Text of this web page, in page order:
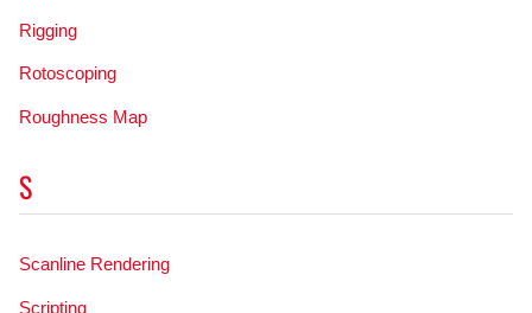
Rigging
Rotoscoping
Roughness Map
S
Scanline Rendering
Scripting